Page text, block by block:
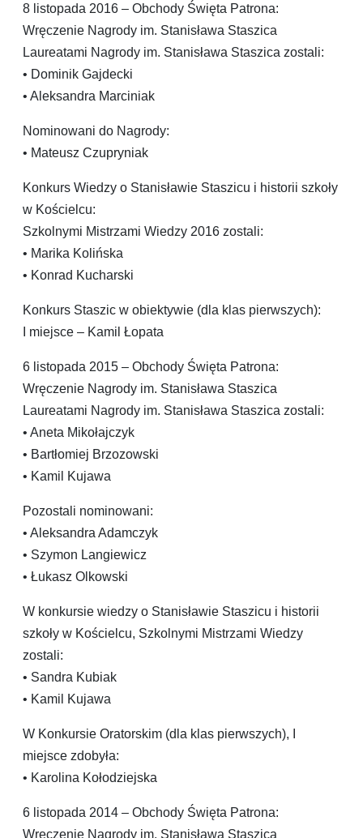
8 listopada 2016 – Obchody Święta Patrona:
Wręczenie Nagrody im. Stanisława Staszica
Laureatami Nagrody im. Stanisława Staszica zostali:
• Dominik Gajdecki
• Aleksandra Marciniak
Nominowani do Nagrody:
• Mateusz Czupryniak
Konkurs Wiedzy o Stanisławie Staszicu i historii szkoły
w Kościelcu:
Szkolnymi Mistrzami Wiedzy 2016 zostali:
• Marika Kolińska
• Konrad Kucharski
Konkurs Staszic w obiektywie (dla klas pierwszych):
I miejsce – Kamil Łopata
6 listopada 2015 – Obchody Święta Patrona:
Wręczenie Nagrody im. Stanisława Staszica
Laureatami Nagrody im. Stanisława Staszica zostali:
• Aneta Mikołajczyk
• Bartłomiej Brzozowski
• Kamil Kujawa
Pozostali nominowani:
• Aleksandra Adamczyk
• Szymon Langiewicz
• Łukasz Olkowski
W konkursie wiedzy o Stanisławie Staszicu i historii
szkoły w Kościelcu, Szkolnymi Mistrzami Wiedzy
zostali:
• Sandra Kubiak
• Kamil Kujawa
W Konkursie Oratorskim (dla klas pierwszych), I
miejsce zdobyła:
• Karolina Kołodziejska
6 listopada 2014 – Obchody Święta Patrona:
Wręczenie Nagrody im. Stanisława Staszica